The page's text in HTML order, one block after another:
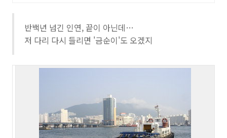
반백년 넘긴 인연, 끝이 아닌데…
저 다리 다시 들리면 '금순이'도 오겠지